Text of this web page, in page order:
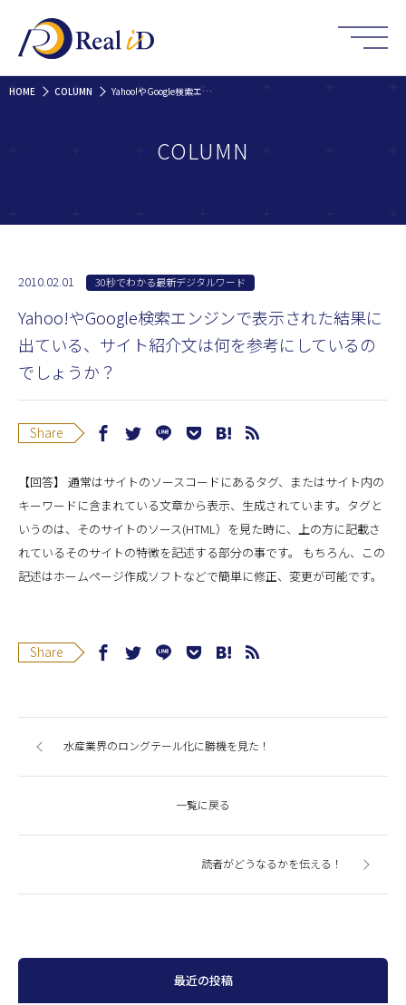
HOME COLUMN Yahoo!やGoogle検索エンジンで表示された結果に出ている、サイト紹介文は何を参考にしているのでしょうか？
COLUMN
2010.02.01 30秒でわかる最新デジタルワード
Yahoo!やGoogle検索エンジンで表示された結果に
出ている、サイト紹介文は何を参考にしているの
でしょうか？
Share
【回答】 通常はサイトのソースコードにあるタグ、またはサイト内の
キーワードに含まれている文章から表示、生成されています。タグと
いうのは、そのサイトのソース(HTML）を見た時に、上の方に記載さ
れているそのサイトの特徴を記述する部分の事です。 もちろん、この
記述はホームページ作成ソフトなどで簡単に修正、変更が可能です。
Share
水産業界のロングテール化に勝機を見た！
一覧に戻る
読者がどうなるかを伝える！
最近の投稿